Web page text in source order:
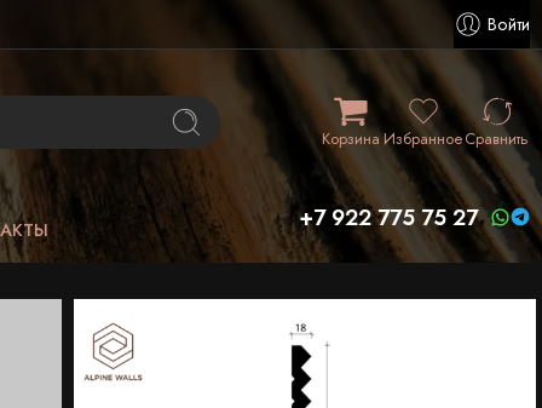
Войти
КорзинаИзбранноеСравнить
+7 922 775 75 27